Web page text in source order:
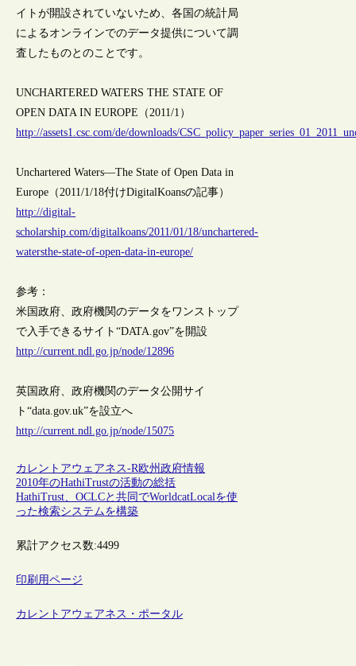
イトが開設されていないため、各国の統計局
によるオンラインでのデータ提供について調
査したものとのことです。
UNCHARTERED WATERS THE STATE OF
OPEN DATA IN EUROPE（2011/1）
http://assets1.csc.com/de/downloads/
Unchartered Waters—The State of Open Data in
Europe（2011/1/18付けDigitalKoansの記事）
http://digital-
scholarship.com/digitalkoans/2011/01/18/unchartered-
watersthe-state-of-open-data-in-europe/
参考：
米国政府、政府機関のデータをワンストップ
で入手できるサイト“DATA.gov”を開設
http://current.ndl.go.jp/node/12896
英国政府、政府機関のデータ公開サイ
ト“data.gov.uk”を設立へ
http://current.ndl.go.jp/node/15075
カレントアウェアネス-R欧州政府情報
2010年のHathiTrustの活動の総括
HathiTrust、OCLCと共同でWorldcatLocalを使
った検索システムを構築
累計アクセス数:4499
印刷用ページ
カレントアウェアネス・ポータル